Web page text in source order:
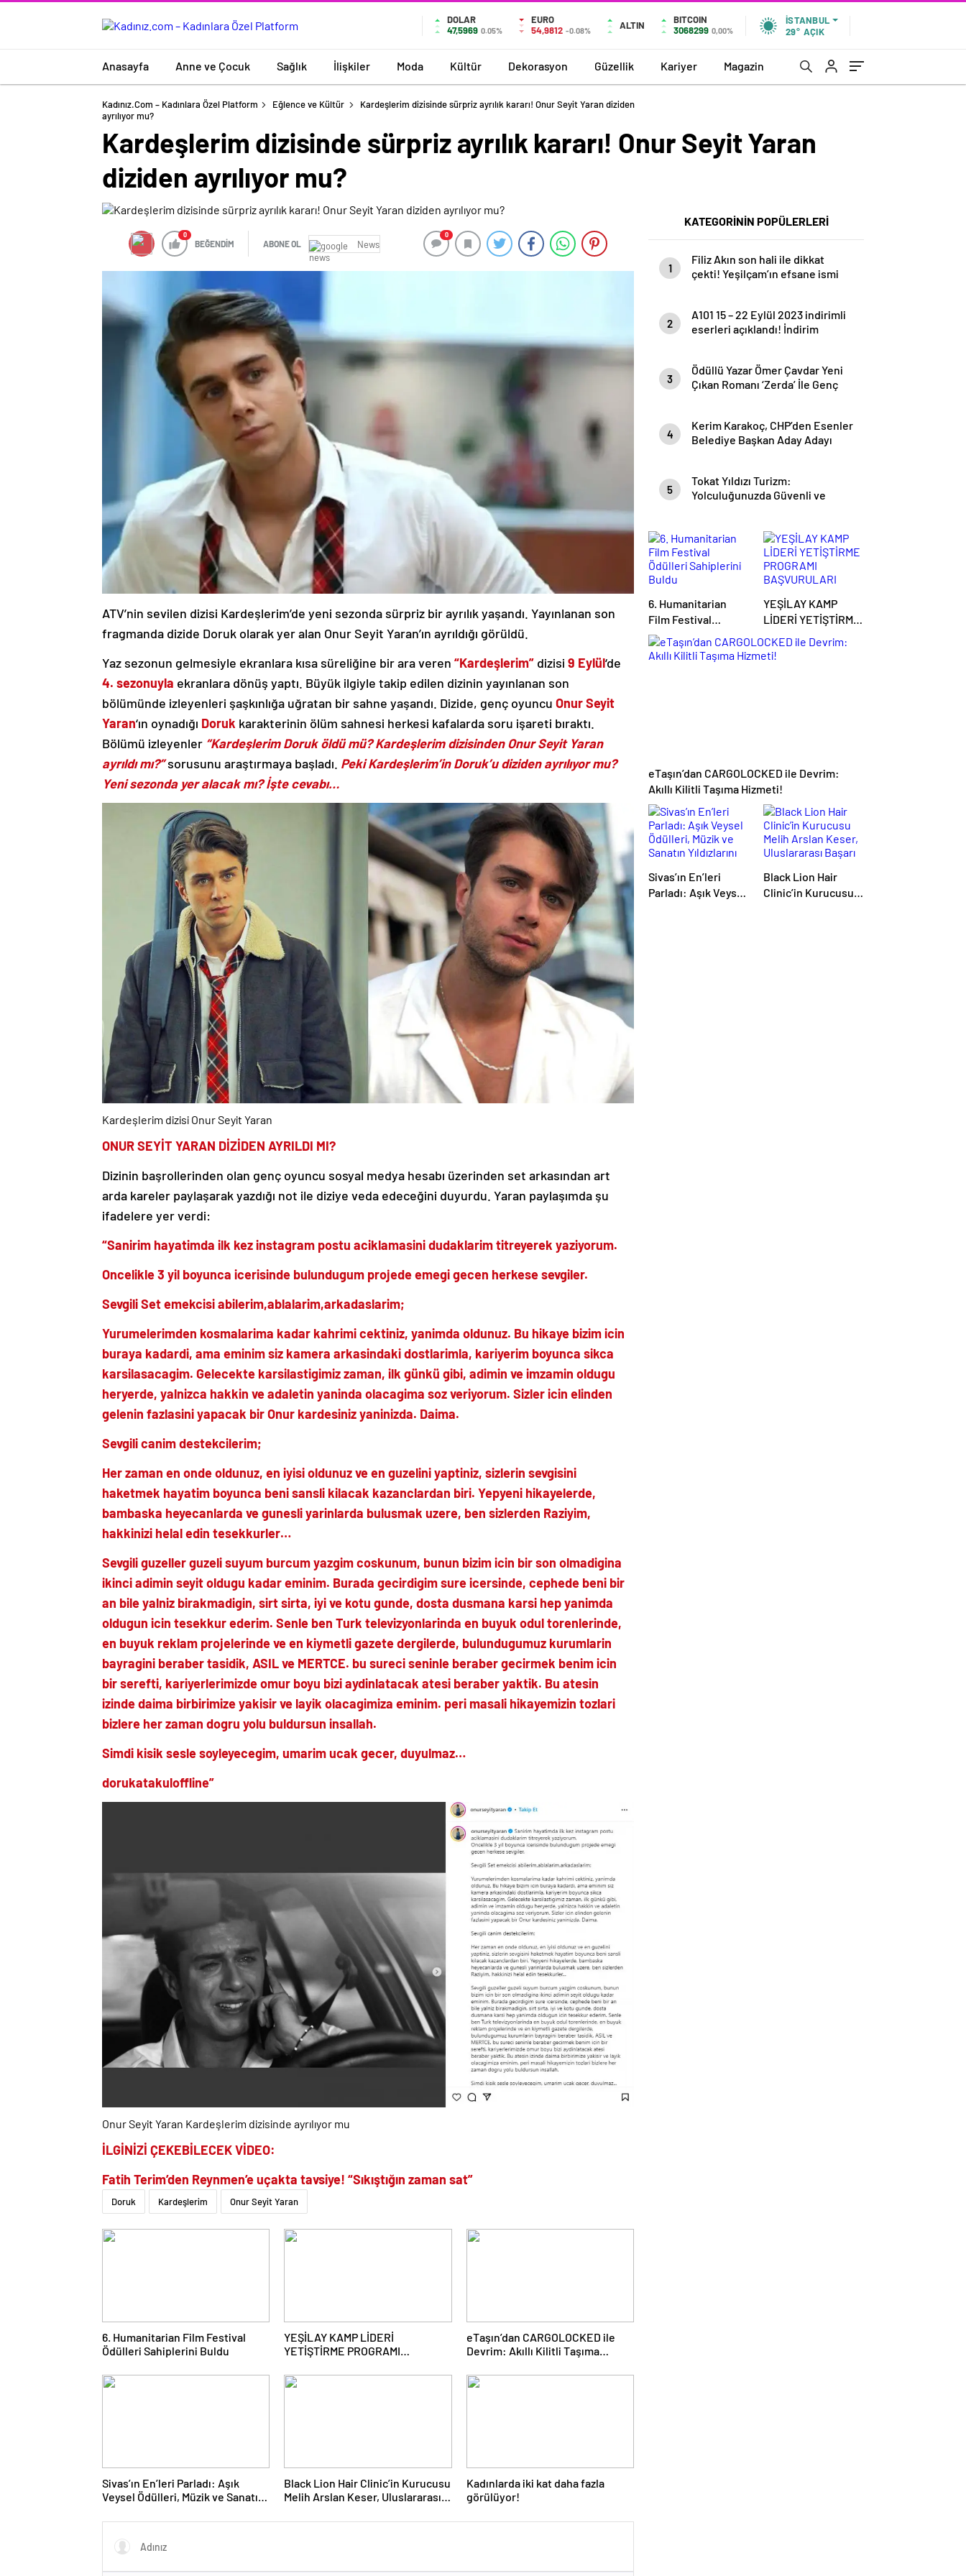
DOLAR
47,5969 0.05%
EURO
54,9812 -0.08% ALTIN
BITCOIN
3068299 0,00%
İSTANBUL
29° AÇIK
Anasayfa Anne ve Çocuk Sağlık İlişkiler Moda Kültür Dekorasyon Güzellik Kariyer Magazin
Kadınız.com – Kadınlara Özel Platform Eğlence ve Kültür
Kardeşlerim dizisinde sürpriz ayrılık kararı! Onur Seyit Yaran diziden
ayrılıyor mu?
Kardeşlerim dizisinde sürpriz ayrılık kararı! Onur Seyit Yaran
diziden ayrılıyor mu?
0
BEĞENDİM ABONE OL News
0
ATV’nin sevilen dizisi Kardeşlerim’de yeni sezonda sürpriz bir ayrılık yaşandı. Yayınlanan son
fragmanda dizide Doruk olarak yer alan Onur Seyit Yaran’ın ayrıldığı görüldü.
Yaz sezonun gelmesiyle ekranlara kısa süreliğine bir ara veren “Kardeşlerim” dizisi 9 Eylül‘de
4. sezonuyla ekranlara dönüş yaptı. Büyük ilgiyle takip edilen dizinin yayınlanan son
bölümünde izleyenleri şaşkınlığa uğratan bir sahne yaşandı. Dizide, genç oyuncu Onur Seyit
Yaran‘ın oynadığı Doruk karakterinin ölüm sahnesi herkesi kafalarda soru işareti bıraktı.
Bölümü izleyenler “Kardeşlerim Doruk öldü mü? Kardeşlerim dizisinden Onur Seyit Yaran
ayrıldı mı?”sorusunu araştırmaya başladı. Peki Kardeşlerim’in Doruk’u diziden ayrılıyor mu?
Yeni sezonda yer alacak mı? İşte cevabı…
Kardeşlerim dizisi Onur Seyit Yaran
ONUR SEYİT YARAN DİZİDEN AYRILDI MI?
Dizinin başrollerinden olan genç oyuncu sosyal medya hesabı üzerinden set arkasından art
arda kareler paylaşarak yazdığı not ile diziye veda edeceğini duyurdu. Yaran paylaşımda şu
ifadelere yer verdi:
“Sanirim hayatimda ilk kez instagram postu aciklamasini dudaklarim titreyerek yaziyorum.
Oncelikle 3 yil boyunca icerisinde bulundugum projede emegi gecen herkese sevgiler.
Sevgili Set emekcisi abilerim,ablalarim,arkadaslarim;
Yurumelerimden kosmalarima kadar kahrimi cektiniz, yanimda oldunuz. Bu hikaye bizim icin
buraya kadardi, ama eminim siz kamera arkasindaki dostlarimla, kariyerim boyunca sikca
karsilasacagim. Gelecekte karsilastigimiz zaman, ilk günkü gibi, adimin ve imzamin oldugu
heryerde, yalnizca hakkin ve adaletin yaninda olacagima soz veriyorum. Sizler icin elinden
gelenin fazlasini yapacak bir Onur kardesiniz yaninizda. Daima.
Sevgili canim destekcilerim;
Her zaman en onde oldunuz, en iyisi oldunuz ve en guzelini yaptiniz, sizlerin sevgisini
haketmek hayatim boyunca beni sansli kilacak kazanclardan biri. Yepyeni hikayelerde,
bambaska heyecanlarda ve gunesli yarinlarda bulusmak uzere, ben sizlerden Raziyim,
hakkinizi helal edin tesekkurler…
Sevgili guzeller guzeli suyum burcum yazgim coskunum, bunun bizim icin bir son olmadigina
ikinci adimin seyit oldugu kadar eminim. Burada gecirdigim sure icersinde, cephede beni bir
an bile yalniz birakmadigin, sirt sirta, iyi ve kotu gunde, dosta dusmana karsi hep yanimda
oldugun icin tesekkur ederim. Senle ben Turk televizyonlarinda en buyuk odul torenlerinde,
en buyuk reklam projelerinde ve en kiymetli gazete dergilerde, bulundugumuz kurumlarin
bayragini beraber tasidik, ASIL ve MERTCE. bu sureci seninle beraber gecirmek benim icin
bir serefti, kariyerlerimizde omur boyu bizi aydinlatacak atesi beraber yaktik. Bu atesin
izinde daima birbirimize yakisir ve layik olacagimiza eminim. peri masali hikayemizin tozlari
bizlere her zaman dogru yolu buldursun insallah.
Simdi kisik sesle soyleyecegim, umarim ucak gecer, duyulmaz…
dorukatakuloffline”
Onur Seyit Yaran Kardeşlerim dizisinde ayrılıyor mu
İLGİNİZİ ÇEKEBİLECEK VİDEO:
Fatih Terim’den Reynmen’e uçakta tavsiye! “Sıkıştığın zaman sat”
Doruk Kardeşlerim Onur Seyit Yaran
6. Humanitarian Film Festival
Ödülleri Sahiplerini Buldu
YEŞİLAY KAMP LİDERİ
YETİŞTİRME PROGRAMI
eTaşın’dan CARGOLOCKED ile
Devrim: Akıllı Kilitli Taşıma
Sivas’ın En’leri Parladı: Aşık
Veysel Ödülleri, Müzik ve Sanatın
Black Lion Hair Clinic’in Kurucusu
Melih Arslan Keser, Uluslararası
‘Yılın En Başarılı Saç Ekim Uzmanı’
Kadınlarda iki kat daha fazla
görülüyor!
KATEGORİNİN POPÜLERLERİ
1
Filiz Akın son hali ile dikkat
çekti! Yeşilçam’ın efsane ismi
2
A101 15 – 22 Eylül 2023 indirimli
eserleri açıklandı! İndirim
3
Ödüllü Yazar Ömer Çavdar Yeni
Çıkan Romanı ‘Zerda’ İle Genç
4
Kerim Karakoç, CHP’den Esenler
Belediye Başkan Aday Adayı
5
Tokat Yıldızı Turizm:
Yolculuğunuzda Güvenli ve
6. Humanitarian
Film Festival
Ödülleri Sahiplerini
Buldu
YEŞİLAY KAMP
LİDERİ YETİŞTİRME
PROGRAMI
BAŞVURULARI
eTaşın’dan CARGOLOCKED ile Devrim:
Akıllı Kilitli Taşıma Hizmeti!
Sivas’ın En’leri
Parladı: Aşık Veysel
Black Lion Hair
Clinic’in Kurucusu